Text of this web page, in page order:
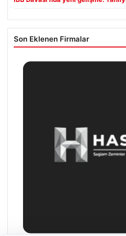
Son Eklenen Firmalar